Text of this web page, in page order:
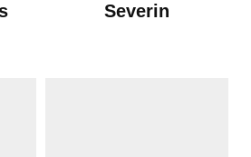
Severin